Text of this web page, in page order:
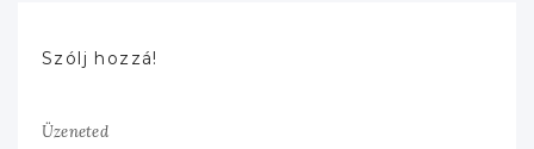
Szólj hozzá!
Üzeneted